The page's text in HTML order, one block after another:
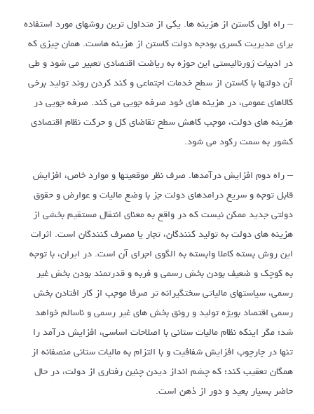
– راه اول کاستن از هزینه ها. یکی از متداول ترین روشهای مورد استفاده
برای مدیریت کسری بودجه دولت کاستن از هزینه هاست. همان چیزی که
در ادبیات ژورنالیستی این حوزه به ریاضت اقتصادی تعبیر می شود و طی
آن دولتها با کاستن از سطح خدمات اجتماعی و کند کردن روند تولید برخی
کالاهای عمومی، در هزینه های خود صرفه جویی می کند. صرفه جویی در
هزینه های دولت، موجب کاهش سطح تقاضای کل و حرکت نظام اقتصادی
کشور به سمت رکود می شود.
– راه دوم افزایش درآمدها. صرف نظر موقعیتها و موارد خاص، افزایش
قابل توجه و سریع درامدهای دولت جز با وضع مالیات و عوارض و حقوق
دولتی جدید ممکن نیست که در واقع به معنای انتقال مستقیم بخشی از
هزینه های دولت به تولید کنندگان، تجار یا مصرف کنندگان است. اثرات
این روش بسته کاملا وابسته به الگوی اجرای آن است. در ایران، با توجه
به کوچک و ضعیف بودن بخش رسمی و فربه و قدرتمند بودن بخش غیر
رسمی، سیاستهای مالیاتی سختگیرانه تر صرفا موجب از کار افتادن بخش
رسمی اقتصاد بویژه تولید و رونق بخش های غیر رسمی و ناسالم خواهد
شد؛ مگر اینکه نظام مالیات ستانی با اصلاحات اساسی، افزایش درآمد را
تنها در چارچوب افزایش شفافیت و با التزام به مالیات ستانی منصفانه از
همگان تعقیب کند؛ که چشم انداز دیدن چنین رفتاری از دولت، در حال
حاضر بسیار بعید و دور از ذهن است.